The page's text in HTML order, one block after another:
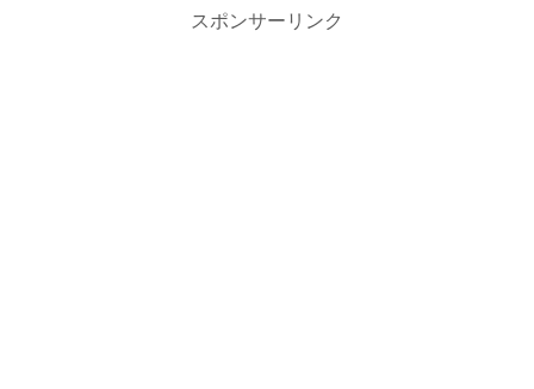
スポンサーリンク